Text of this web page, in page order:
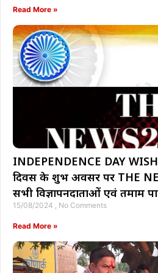
Read More »
INDEPENDENCE DAY
दिवस के शुभ अवसर पर THE
सभी विज्ञापनदाताओं एवं तमाम
15/08/2024 No Comments
Read More »